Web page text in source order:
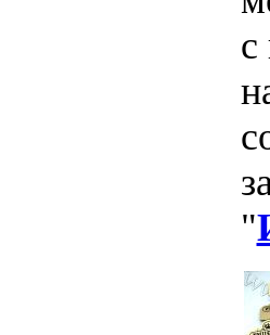
с
"